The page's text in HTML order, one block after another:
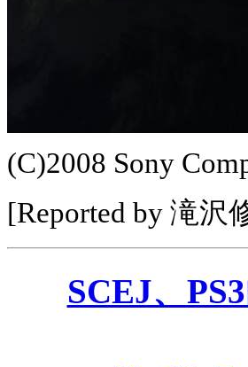
(C)2008 Sony
[Reported by 滝沢
SCEJ、